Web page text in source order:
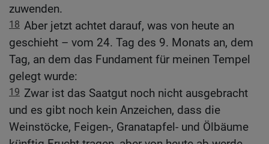
zuwenden.
18 Aber jetzt achtet darauf, was von heute an
geschieht – vom 24. Tag des 9. Monats an, dem
Tag, an dem das Fundament für meinen Tempel
gelegt wurde:
19 Zwar ist das Saatgut noch nicht ausgebracht
und es gibt noch kein Anzeichen, dass die
Weinstöcke, Feigen-, Granatapfel- und Ölbäume